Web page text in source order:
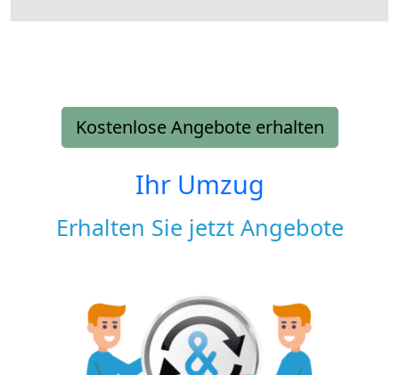
Kostenlose Angebote erhalten
Ihr Umzug
Erhalten Sie jetzt Angebote